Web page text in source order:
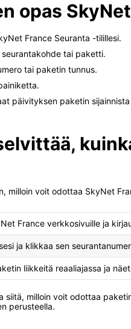
opas
France Seuranta -tilillesi.
seurantakohde tai paketti.
tai paketin tunnus.
päivityksen paketin
milloin voit odottaa SkyNet
France verkkosivuille ja
ja klikkaa sen
liikkeitä reaaliajassa ja
siitä, milloin voit odottaa
perusteella.